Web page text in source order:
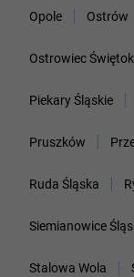
Opole Ostrów
Ostrowiec
Piekary Śląskie
Pruszków
Ruda Śląska
Siemianowice
Stalowa Wola